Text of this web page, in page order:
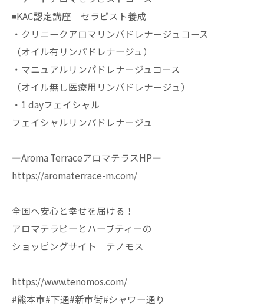
◾️KAC認定講座 セラピスト養成
・クリニークアロマリンパドレナージュコース
（オイル有リンパドレナージュ）
・マニュアルリンパドレナージュコース
（オイル無し医療用リンパドレナージュ）
・1 dayフェイシャル
フェイシャルリンパドレナージュ
—Aroma TerraceアロマテラスHP—
https://aromaterrace-m.com/
全国へ安心と幸せを届ける！
アロマテラピーとハーブティーの
ショッピングサイト テノモス
https://www.tenomos.com/
#熊本市#下通#新市街#シャワー通り